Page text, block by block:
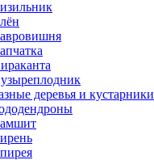
деревья и кустарники